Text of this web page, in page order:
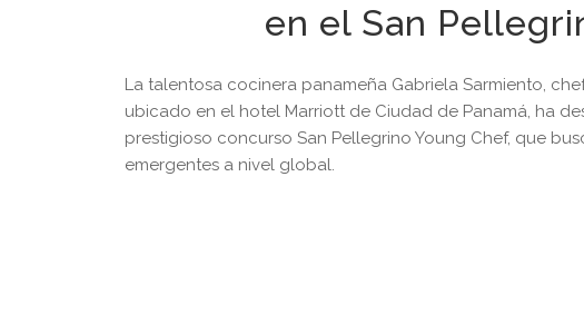
en el San
La talentosa cocinera panameña Gabriela Sarmiento,
ubicado en el hotel Marriott de Ciudad de Panamá, ha
prestigioso concurso San Pellegrino Young Chef, que
emergentes a nivel global.